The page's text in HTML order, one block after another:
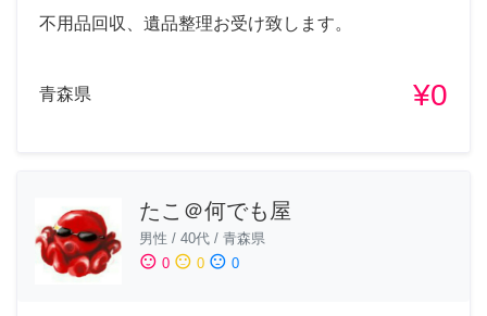
不用品回収、遺品整理お受け致します。
青森県 ¥0
たこ＠何でも屋
男性 / 40代 / 青森県
sentiment_satisfied 0 sentiment_neutral 0 sentiment_dissatisfied 0